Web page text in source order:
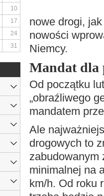
nowe drogi,
nowości
Niemcy.
Mandat dla
Od początku
„obraźliwego
mandatem
Ale
drogowych to
zabudowanym
minimalnej na
km/h. Od roku
10
17
24
31